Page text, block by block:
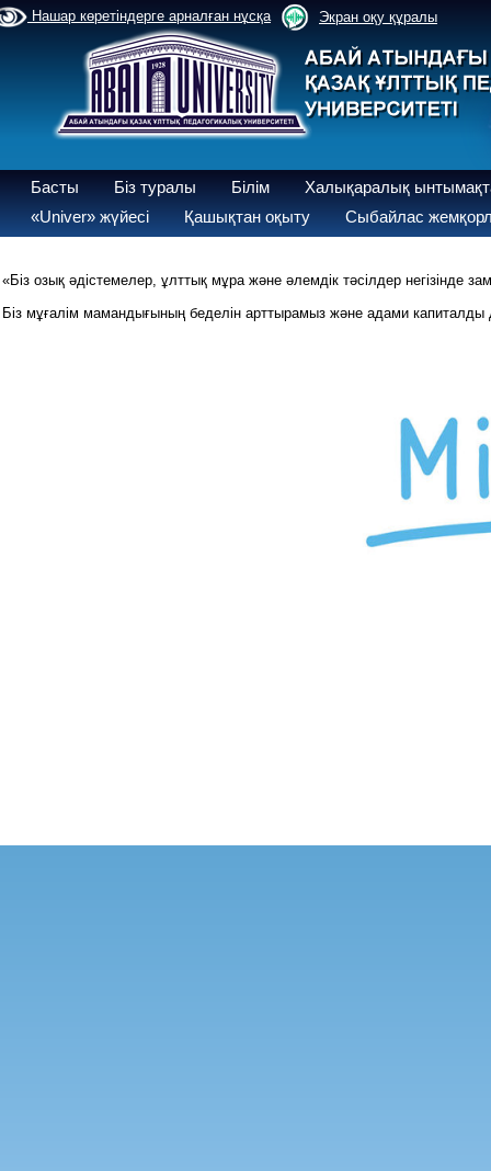
Нашар көретіндерге арналған нұсқа Экран оқу құралы
Басты Біз туралы Білім
Халықаралық
«Univer» жүйесі
Қашықтан оқыту Сыбайлас
«Біз озық әдістемелер, ұлттық мұра және әлемдік тәсілдер негізінде
Біз мұғалім мамандығының беделін арттырамыз және адами